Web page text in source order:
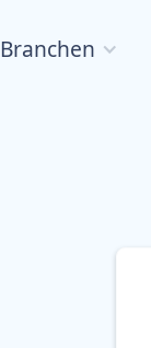
Branchen